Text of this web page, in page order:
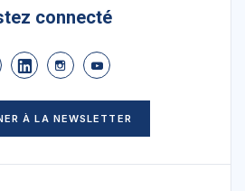
connecté
À LA NEWSLETTER